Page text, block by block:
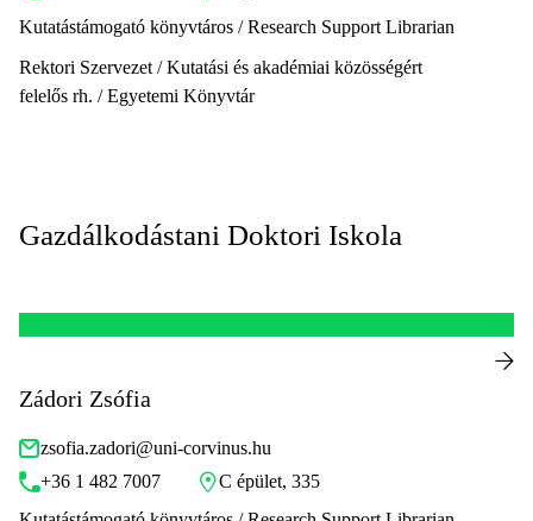
Kutatástámogató könyvtáros / Research Support Librarian
Rektori Szervezet / Kutatási és akadémiai közösségért
felelős rh. / Egyetemi Könyvtár
Gazdálkodástani Doktori Iskola
Zádori Zsófia
zsofia.zadori@uni-corvinus.hu
+36 1 482 7007
C épület, 335